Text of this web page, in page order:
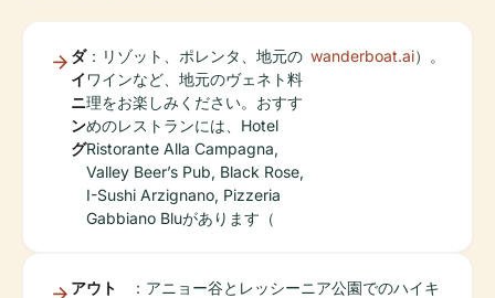
ダ
イ
ニ
ン
グ
：リゾット、ポレンタ、地元の
ワインなど、地元のヴェネト料
理をお楽しみください。おすす
めのレストランには、Hotel
Ristorante Alla Campagna,
Valley Beer’s Pub, Black Rose,
I-Sushi Arzignano, Pizzeria
Gabbiano Bluがあります（
wanderboat.ai）。
アウト
：アニョー谷とレッシーニア公園でのハイキ